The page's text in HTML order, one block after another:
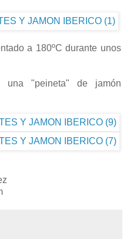
a 180ºC durante unos
una "peineta" de jamón